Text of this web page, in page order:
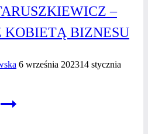
–
BIZNESU
6 września 202314 stycznia
Joanna